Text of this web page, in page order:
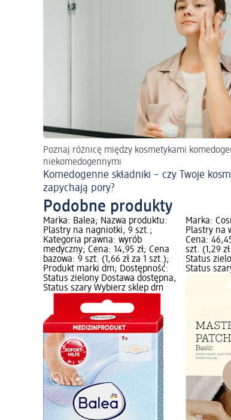
Poznaj różnicę między kosmetykami
niekomedogennymi
Komedogenne składniki – czy Twoje
zapychają pory?
Podobne produkty
Marka: Balea; Nazwa produktu:
Plastry na nagniotki, 9 szt.;
Kategoria prawna: wyrób
medyczny; Cena: 14,95 zł; Cena
bazowa: 9 szt. (1,66 zł za 1 szt.);
Produkt marki dm; Dostępność:
Status zielony Dostawa dostępna,
Status szary Wybierz sklep dm
Marka:
Plastry na
Cena:
szt. (1,29
Status
Status